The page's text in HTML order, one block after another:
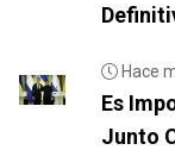
Hace
Es
Junto